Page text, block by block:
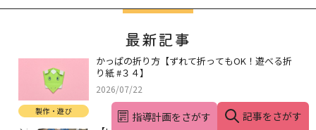
最新記事
かっぱの折り方【ずれて折ってもOK！遊べる折
り紙 #３４】
2026/07/22
製作・遊び 指導計画をさがす 記事をさがす